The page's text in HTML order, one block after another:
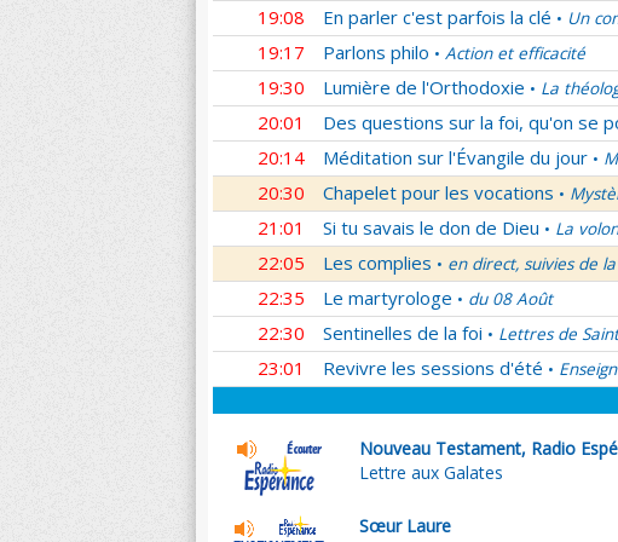
19:08 En parler c'est parfois la clé • Un
19:17 Parlons philo • Action et efficacité
19:30 Lumière de l'Orthodoxie • La
20:01 Des questions sur la foi, qu'on se
20:14 Méditation sur l'Évangile du jour •
20:30 Chapelet pour les vocations •
21:01 Si tu savais le don de Dieu • La
22:05 Les complies • en direct, suivies de
22:35 Le martyrologe • du 08 Août
22:30 Sentinelles de la foi • Lettres de
23:01 Revivre les sessions d'été •
Nouveau Testament, Radio
Lettre aux Galates
Sœur Laure